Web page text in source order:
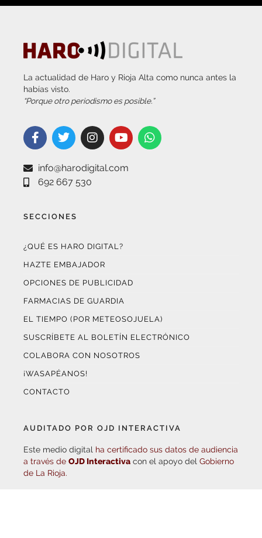
La actualidad de Haro y Rioja Alta como nunca antes la
habías visto.
“Porque otro periodismo es posible.”
info@harodigital.com
692 667 530
SECCIONES
¿QUÉ ES HARO DIGITAL?
HAZTE EMBAJADOR
OPCIONES DE PUBLICIDAD
FARMACIAS DE GUARDIA
EL TIEMPO (POR METEOSOJUELA)
SUSCRÍBETE AL BOLETÍN ELECTRÓNICO
COLABORA CON NOSOTROS
¡WASAPÉANOS!
CONTACTO
AUDITADO POR OJD INTERACTIVA
Este medio digital ha certificado sus datos de audiencia
a través de OJD Interactiva con el apoyo del Gobierno
de La Rioja.